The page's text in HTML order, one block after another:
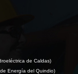
de Caldas)
Energía del Quindio)